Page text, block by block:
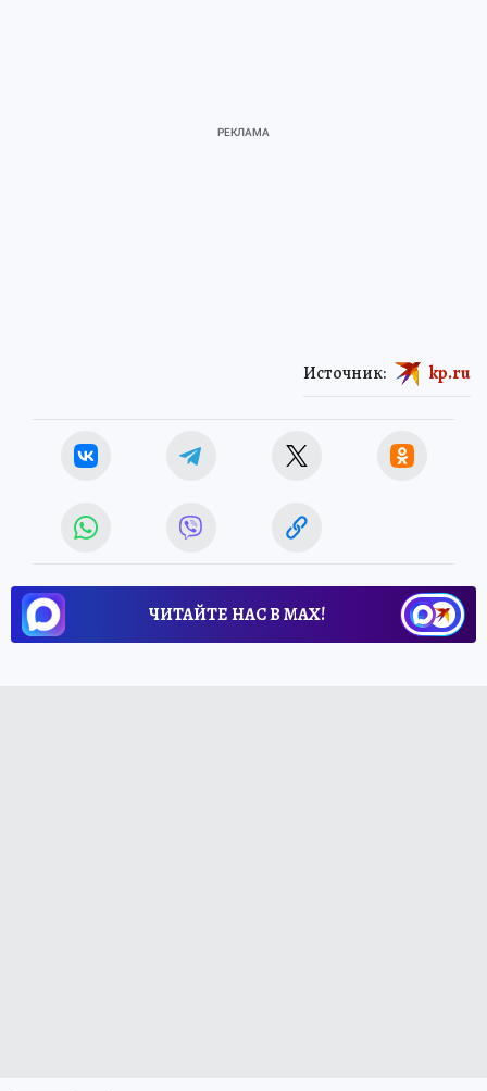
Источник: kp.ru
ЧИТАЙТЕ НАС В МАХ!